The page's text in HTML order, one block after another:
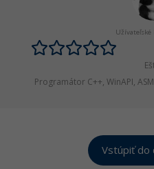
Užívateľské
Programátor C++, WinAPI,
Vstúpiť do